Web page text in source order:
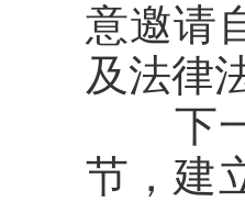
意邀请
及法律
下一
节，建